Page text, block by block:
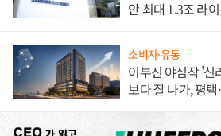
안 최대 1.3조 라
소비자·유통
이부진 야심작 '신
보다 잘 나가, 평택